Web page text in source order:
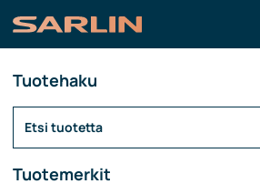
Tuotehaku
Tuotemerkit